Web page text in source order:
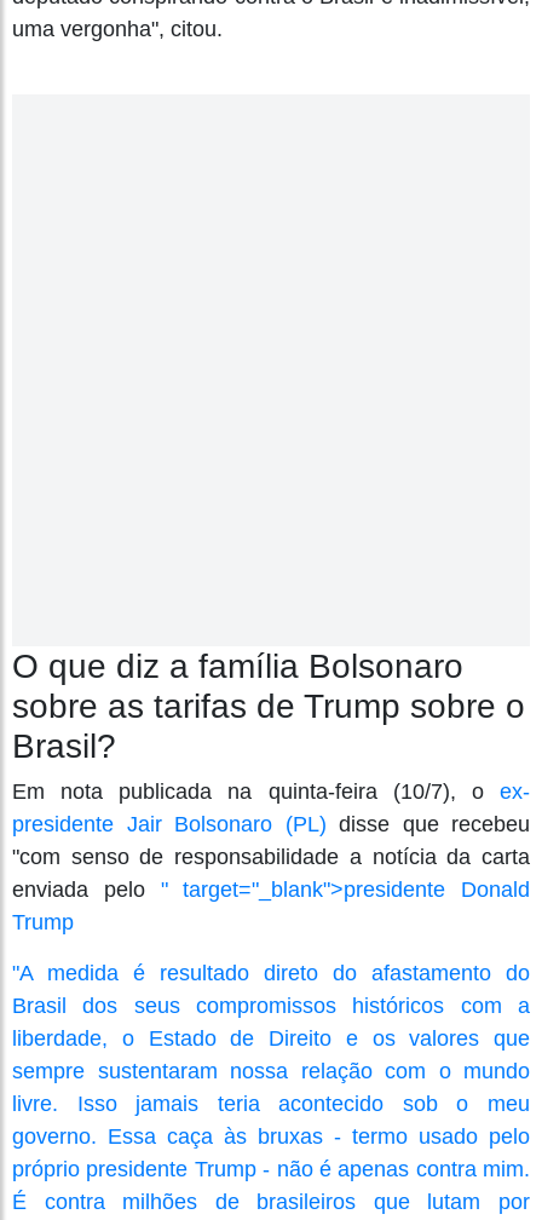
uma vergonha", citou.
O que diz a família Bolsonaro
sobre as tarifas de Trump sobre o
Brasil?
Em nota publicada na quinta-feira (10/7), o ex-
presidente Jair Bolsonaro (PL) disse que recebeu
"com senso de responsabilidade a notícia da carta
enviada pelo " target="_blank">presidente Donald
Trump
"A medida é resultado direto do afastamento do
Brasil dos seus compromissos históricos com a
liberdade, o Estado de Direito e os valores que
sempre sustentaram nossa relação com o mundo
livre. Isso jamais teria acontecido sob o meu
governo. Essa caça às bruxas - termo usado pelo
próprio presidente Trump - não é apenas contra mim.
É contra milhões de brasileiros que lutam por